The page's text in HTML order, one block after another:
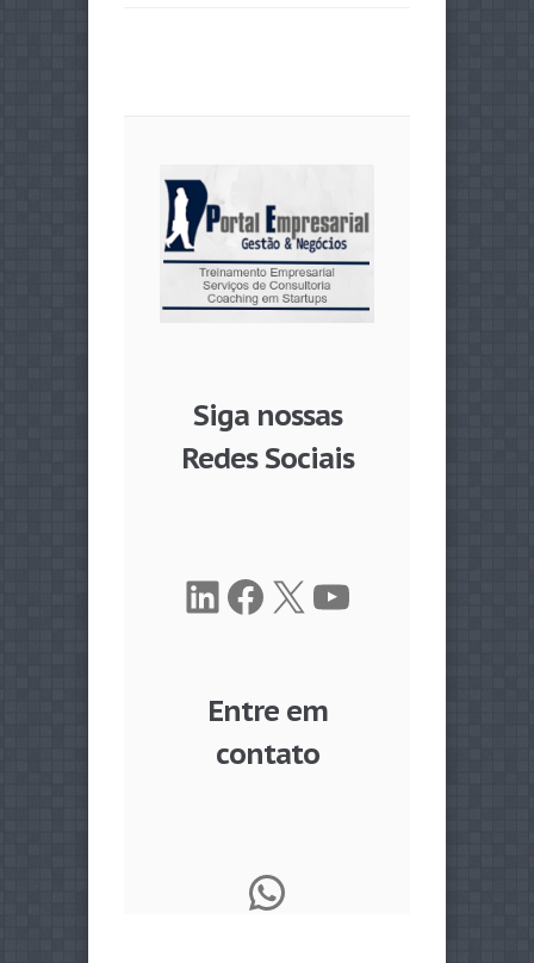
Siga nossas
Redes Sociais
LinkedIn
Facebook
X Youtube
Entre em
contato
WhatsApp